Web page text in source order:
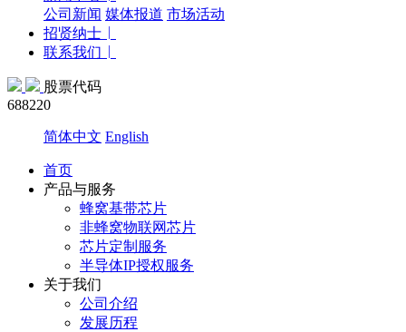
公司新闻 媒体报道 市场活动
招贤纳士
联系我们
股票代码
688220
简体中文 English
首页
产品与服务
蜂窝基带芯片
非蜂窝物联网芯片
芯片定制服务
半导体IP授权服务
关于我们
公司介绍
发展历程